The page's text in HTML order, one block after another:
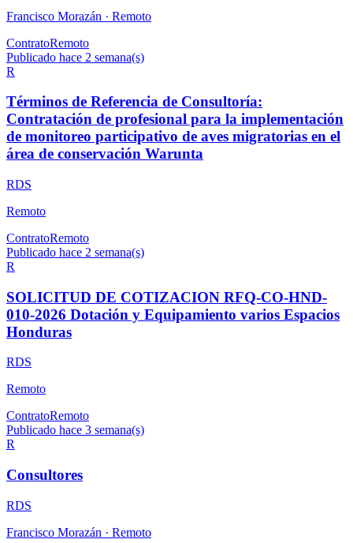
Francisco Morazán · Remoto
ContratoRemoto
Publicado hace 2 semana(s)
R
Términos de Referencia de Consultoría:
Contratación de profesional para la implementación
de monitoreo participativo de aves migratorias en el
área de conservación Warunta
RDS
Remoto
ContratoRemoto
Publicado hace 2 semana(s)
R
SOLICITUD DE COTIZACION RFQ-CO-HND-
010-2026 Dotación y Equipamiento varios Espacios
Honduras
RDS
Remoto
ContratoRemoto
Publicado hace 3 semana(s)
R
Consultores
RDS
Francisco Morazán · Remoto